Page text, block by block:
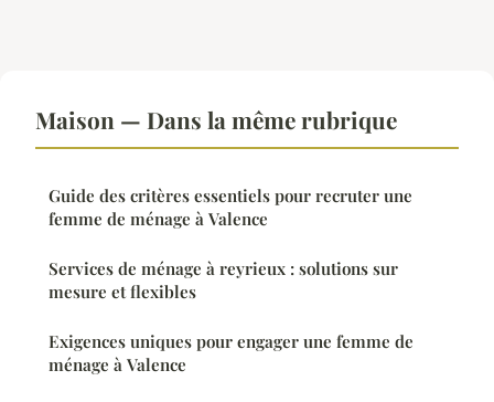
Maison — Dans la même rubrique
Guide des critères essentiels pour recruter une
femme de ménage à Valence
Services de ménage à reyrieux : solutions sur
mesure et flexibles
Exigences uniques pour engager une femme de
ménage à Valence